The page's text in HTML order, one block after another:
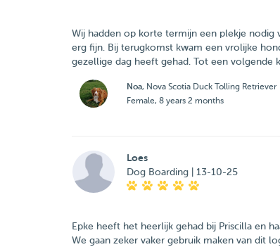
Wij hadden op korte termijn een plekje nodig
erg fijn. Bij terugkomst kwam een vrolijke
gezellige dag heeft gehad. Tot een volgende
Noa, Nova Scotia Duck Tolling Retriever
Female, 8 years 2 months
Loes
Dog Boarding | 13-10-25
Epke heeft het heerlijk gehad bij Priscilla en